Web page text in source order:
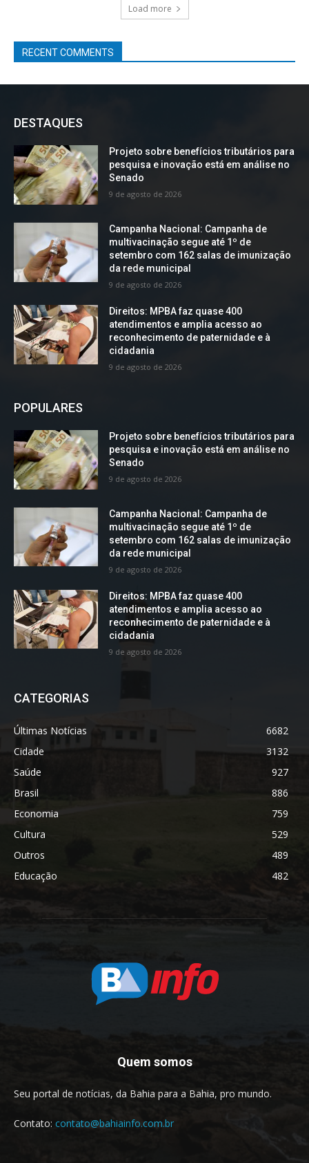
Load more
RECENT COMMENTS
DESTAQUES
Projeto sobre benefícios tributários para
pesquisa e inovação está em análise no
Senado
9 de agosto de 2026
Campanha Nacional: Campanha de
multivacinação segue até 1º de
setembro com 162 salas de imunização
da rede municipal
9 de agosto de 2026
Direitos: MPBA faz quase 400
atendimentos e amplia acesso ao
reconhecimento de paternidade e à
cidadania
9 de agosto de 2026
POPULARES
Projeto sobre benefícios tributários para
pesquisa e inovação está em análise no
Senado
9 de agosto de 2026
Campanha Nacional: Campanha de
multivacinação segue até 1º de
setembro com 162 salas de imunização
da rede municipal
9 de agosto de 2026
Direitos: MPBA faz quase 400
atendimentos e amplia acesso ao
reconhecimento de paternidade e à
cidadania
9 de agosto de 2026
CATEGORIAS
Últimas Notícias
6682
Cidade
3132
Saúde
927
Brasil
886
Economia
759
Cultura
529
Outros
489
Educação
482
Quem somos
Seu portal de notícias, da Bahia para a Bahia, pro mundo.
Contato: contato@bahiainfo.com.br